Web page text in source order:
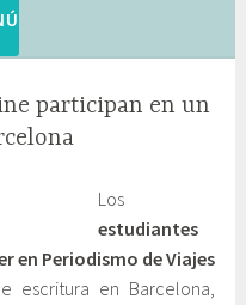
participan en un
Los
estudiantes
en Periodismo de Viajes
escritura en Barcelona,